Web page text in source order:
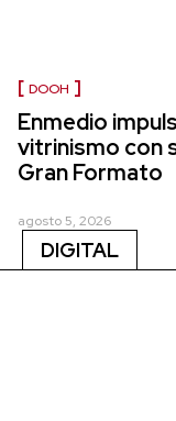
DOOH
Enmedio
vitrinismo con
Gran Formato
agosto 5, 2026
DIGITAL